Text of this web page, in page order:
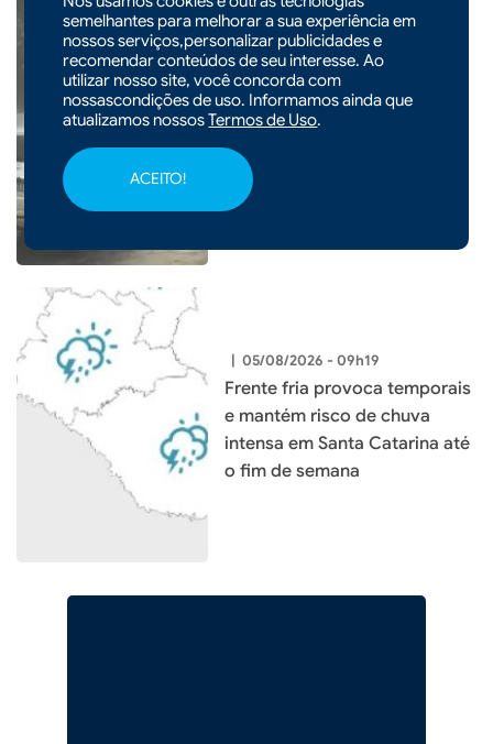
semelhantes para melhorar a sua experiência em
nossos serviços,personalizar publicidades e
recomendar conteúdos de seu interesse. Ao
utilizar nosso site, você concorda com
nossascondições de uso. Informamos ainda que
atualizamos nossosTermos de Uso.
ACEITO!
| 05/08/2026 - 14h54
Entenda o que é o ciclone
bomba que pode atingir o Sul
do país
| 05/08/2026 - 09h19
Frente fria provoca temporais
e mantém risco de chuva
intensa em Santa Catarina até
o fim de semana